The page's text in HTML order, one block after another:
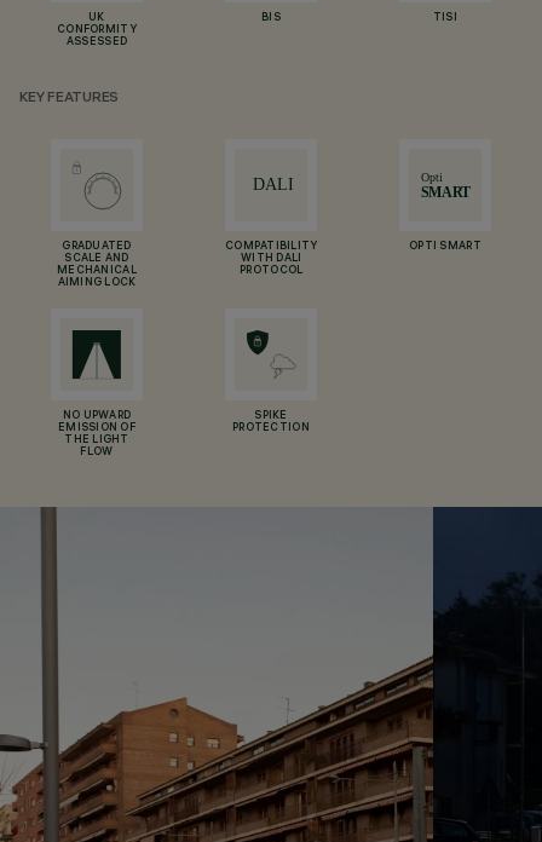
UK
CONFORMITY
ASSESSED
BIS TISI
KEY FEATURES
GRADUATED
SCALE AND
MECHANICAL
AIMING LOCK
COMPATIBILITY
WITH DALI
PROTOCOL
OPTI SMART
NO UPWARD
EMISSION OF
THE LIGHT
FLOW
SPIKE
PROTECTION